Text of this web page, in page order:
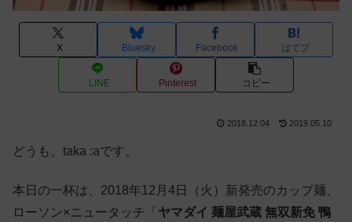
X Bluesky Facebook はてブ
LINE Pinterest コピー
2018.12.04 2019.05.10
どうも、taka :aです。
本日の一杯は、2018年12月4日（火）新発売のカップ麺、
ローソン×ニュータッチ「 ヤマダイ 麺屋武蔵 無双新免 鴨